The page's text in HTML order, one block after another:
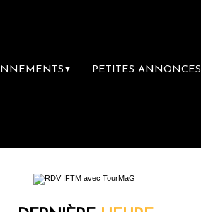
▼ PETITES ANNONCES
du voyage